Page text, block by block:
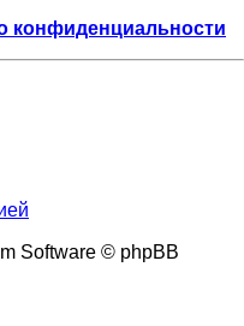
конфиденциальности
Software © phpBB